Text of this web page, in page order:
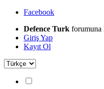
Facebook
Defence Turk forumuna
Giriş Yap
Kayıt Ol